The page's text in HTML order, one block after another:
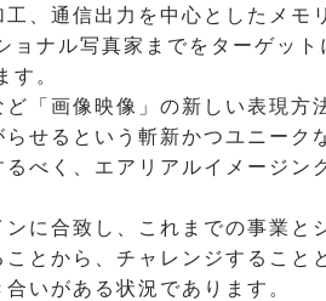
、通信出力を中心としたメ
ナル写真家までをターゲッ
す。
「画像映像」の新しい表現方
せるという斬新かつユニー
べく、エアリアルイメージン
に合致し、これまでの事業
とから、チャレンジすること
いがある状況であります。